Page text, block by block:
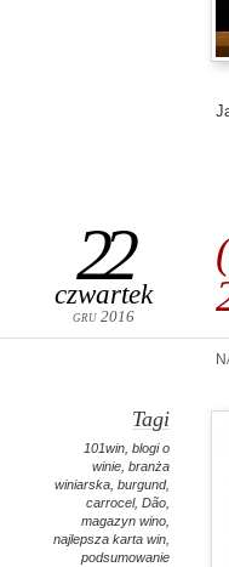
22
czwartek
gru 2016
Tagi
101win blogi o
winie branża
winiarska burgund,
carrocel, Dão
magazyn wino
najlepsza karta win
podsumowanie